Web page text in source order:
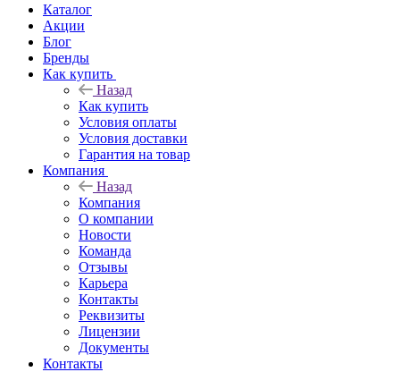
Каталог
Акции
Блог
Бренды
Как купить
Назад
Как купить
Условия оплаты
Условия доставки
Гарантия на товар
Компания
Назад
Компания
О компании
Новости
Команда
Отзывы
Карьера
Контакты
Реквизиты
Лицензии
Документы
Контакты